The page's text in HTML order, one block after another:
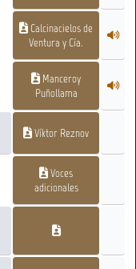
Calcinacielos de
Ventura y Cía.
Manceroy
Puñollama
Víktor Reznov
Voces
adicionales